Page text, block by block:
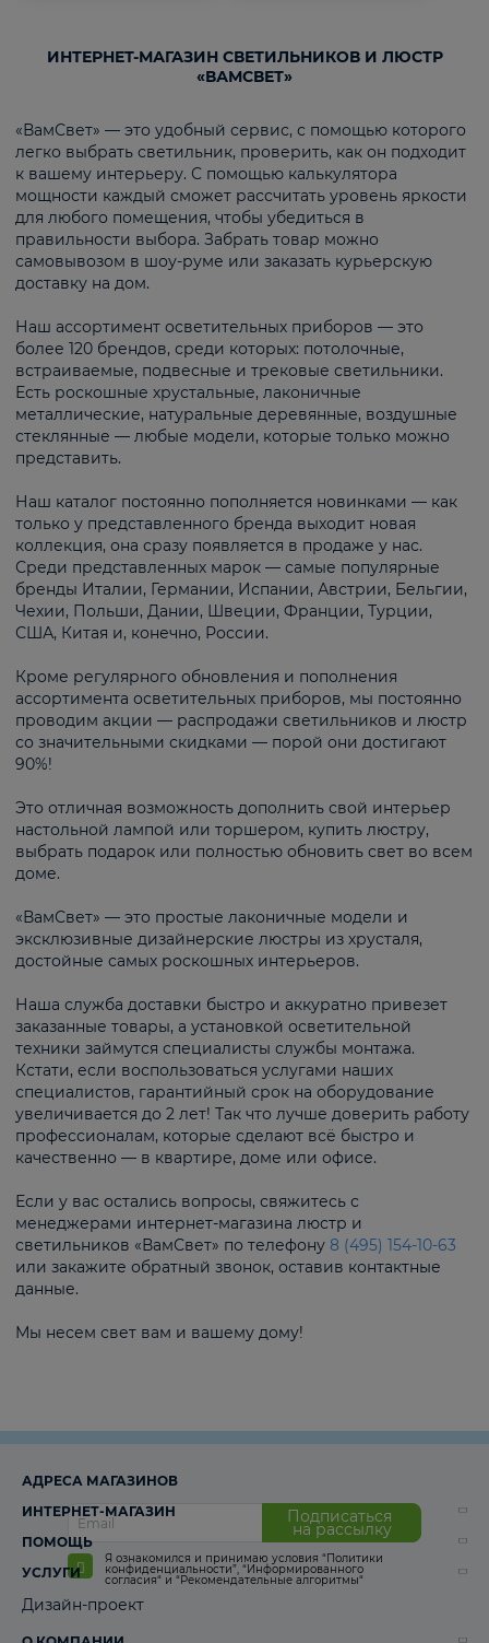
ИНТЕРНЕТ-МАГАЗИН СВЕТИЛЬНИКОВ И ЛЮСТР
«ВАМСВЕТ»
«ВамСвет» — это удобный сервис, с помощью которого
легко выбрать светильник, проверить, как он подходит
к вашему интерьеру. С помощью калькулятора
мощности каждый сможет рассчитать уровень яркости
для любого помещения, чтобы убедиться в
правильности выбора. Забрать товар можно
самовывозом в шоу-руме или заказать курьерскую
доставку на дом.
Наш ассортимент осветительных приборов — это
более 120 брендов, среди которых: потолочные,
встраиваемые, подвесные и трековые светильники.
Есть роскошные хрустальные, лаконичные
металлические, натуральные деревянные, воздушные
стеклянные — любые модели, которые только можно
представить.
Наш каталог постоянно пополняется новинками — как
только у представленного бренда выходит новая
коллекция, она сразу появляется в продаже у нас.
Среди представленных марок — самые популярные
бренды Италии, Германии, Испании, Австрии, Бельгии,
Чехии, Польши, Дании, Швеции, Франции, Турции,
США, Китая и, конечно, России.
Кроме регулярного обновления и пополнения
ассортимента осветительных приборов, мы постоянно
проводим акции — распродажи светильников и люстр
со значительными скидками — порой они достигают
90%!
Это отличная возможность дополнить свой интерьер
настольной лампой или торшером, купить люстру,
выбрать подарок или полностью обновить свет во всем
доме.
«ВамСвет» — это простые лаконичные модели и
эксклюзивные дизайнерские люстры из хрусталя,
достойные самых роскошных интерьеров.
Наша служба доставки быстро и аккуратно привезет
заказанные товары, а установкой осветительной
техники займутся специалисты службы монтажа.
Кстати, если воспользоваться услугами наших
специалистов, гарантийный срок на оборудование
увеличивается до 2 лет! Так что лучше доверить работу
профессионалам, которые сделают всё быстро и
качественно — в квартире, доме или офисе.
Если у вас остались вопросы, свяжитесь с
менеджерами интернет-магазина люстр и
светильников «ВамСвет» по телефону 8 (495) 154-10-63
или закажите обратный звонок, оставив контактные
данные.
Мы несем свет вам и вашему дому!
Подписаться
на рассылку
Я ознакомился и принимаю условия “Политики
конфиденциальности”, “Информированного
согласия“ и “Рекомендательные алгоритмы“
АДРЕСА МАГАЗИНОВ
ИНТЕРНЕТ-МАГАЗИН
ПОМОЩЬ
УСЛУГИ
Дизайн-проект